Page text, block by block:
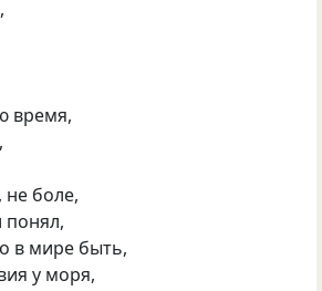
время,
не боле,
понял,
в мире быть,
у моря,